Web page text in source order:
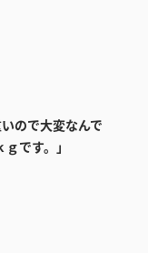
ので大変なんで
です。」